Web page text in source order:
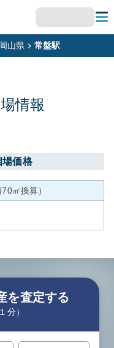
岡山県 常盤駅
情報
場価格
㎡換算）
を査定する
分）